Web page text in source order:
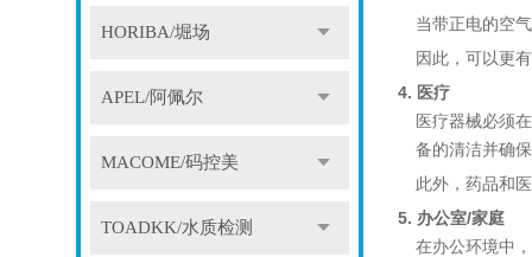
HORIBA/堀场
APEL/阿佩尔
MACOME/码控美
TOADKK/水质检测
当带正电的空
因此，可以更
4. 医疗
医疗器械必须
备的清洁并确
此外，药品和
5. 办公室/家庭
在办公环境中